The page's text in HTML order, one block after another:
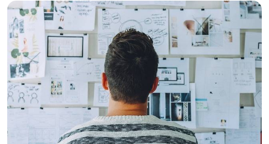
Nos métiers
Industrie agroalimentaire
Industrie aéronautique
Industrie Chimique
Industrie Pétrochimique